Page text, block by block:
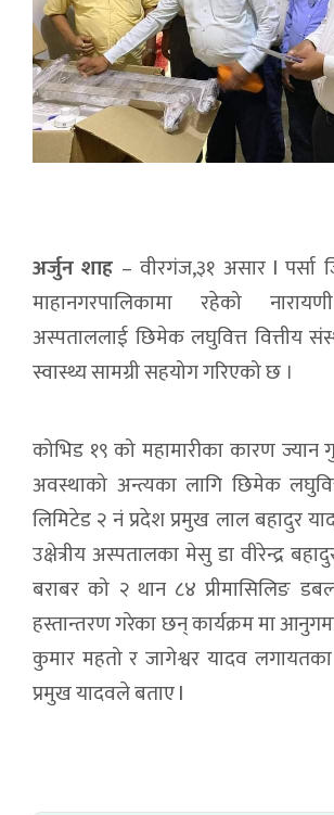
अर्जुन शाह – वीरगंज,३१ असार l पर्सा
माहानगरपालिकामा रहेको
अस्पताललाई छिमेक लघुवित्त वित्तीय
स्वास्थ्य सामग्री सहयोग गरिएको छ ।
कोभिड १९ को महामारीका कारण ज्यान
अवस्थाको अन्त्यका लागि छिमेक
लिमिटेड २ नं प्रदेश प्रमुख लाल बहादुर
उक्षेत्रीय अस्पतालका मेसु डा वीरेन्द्र
बराबर को २ थान ८४ प्रीमासिलिङ
हस्तान्तरण गरेका छन् कार्यक्रम मा
कुमार महतो र जागेश्वर यादव
प्रमुख यादवले बताए l